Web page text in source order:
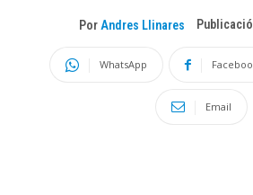
Por Andres Llinares
WhatsApp
Email